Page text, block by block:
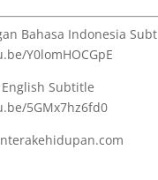
Bahasa Indonesia
Y0lomHOCGpE
Subtitle
5GMx7hz6fd0